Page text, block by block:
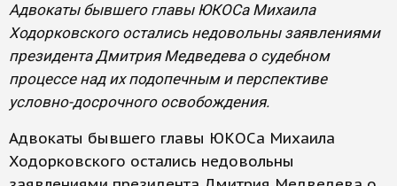
Адвокаты бывшего главы ЮКОСа Михаила
Ходорковского остались недовольны заявлениями
президента Дмитрия Медведева о судебном
процессе над их подопечным и перспективе
условно-досрочного освобождения.
Адвокаты бывшего главы ЮКОСа Михаила
Ходорковского остались недовольны